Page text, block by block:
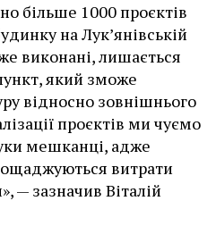
більше 1000 проєктів
на Лук’янівській
виконані, лишається
який зможе
відносно зовнішнього
проєктів ми чуємо
мешканці, адже
витрати
— зазначив Віталій